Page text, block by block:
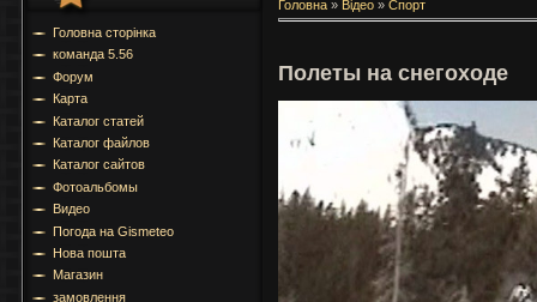
Головна сторінка
команда 5.56
Форум
Карта
Каталог статей
Каталог файлов
Каталог сайтов
Фотоальбомы
Видео
Погода на Gismeteo
Нова пошта
Магазин
замовлення
Головна » Відео » Спорт
Полеты на снегоходе